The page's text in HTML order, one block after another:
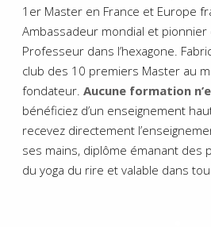
1er Master en France et Europe
Ambassadeur mondial et
Professeur dans l’hexagone.
club des 10 premiers Master au
fondateur. Aucune formation
bénéficiez d’un enseignement
recevez directement
ses mains, diplôme émanant des
du yoga du rire et valable dans